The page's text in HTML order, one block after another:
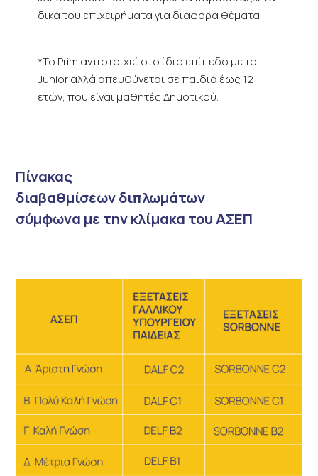
δικά του επιχειρήματα για διάφορα θέματα.
*Το Prim αντιστοιχεί στο ίδιο επίπεδο με το
Junior αλλά απευθύνεται σε παιδιά έως 12
ετών, που είναι μαθητές Δημοτικού.
Πίνακας
διαβαθμίσεων διπλωμάτων
σύμφωνα με την κλίμακα του ΑΣΕΠ